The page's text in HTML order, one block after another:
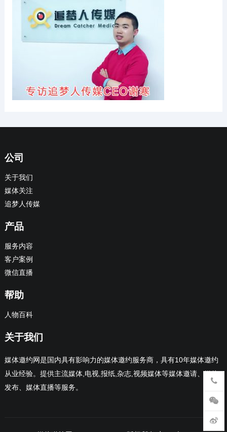
公司
关于我们
媒体关注
追梦人传媒
产品
服务内容
客户案例
微信直播
帮助
人物百科
关于我们
媒体邀约网是国内具有影响力的媒体邀约服务商，具有10年媒体邀约
从业经验。提供主流媒体,电视,报纸,杂志,视频媒体等媒体邀请、媒体
发布、媒体直播等服务。